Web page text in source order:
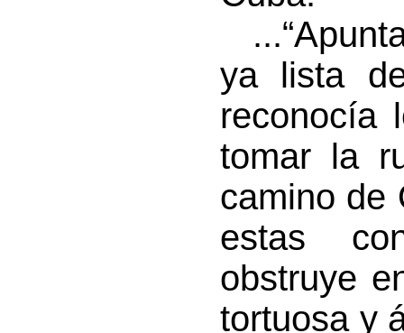
ya lista
reconocía
tomar la
camino de
estas
obstruye
tortuosa y